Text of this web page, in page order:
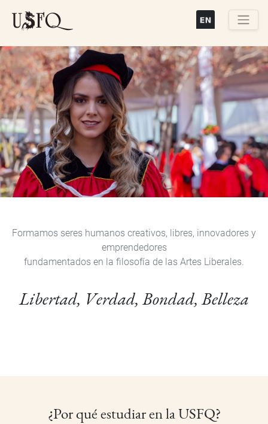
principal
Previous Next
Formamos seres humanos creativos, libres, innovadores y
emprendedores
fundamentados en la filosofía de las Artes Liberales.
Libertad, Verdad, Bondad, Belleza
¿Por qué estudiar en la USFQ?